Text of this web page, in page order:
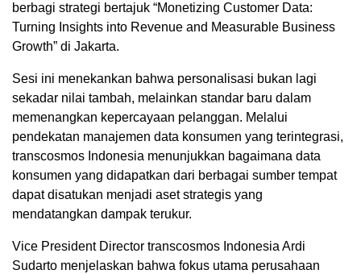
berbagi strategi bertajuk “Monetizing Customer Data:
Turning Insights into Revenue and Measurable Business
Growth” di Jakarta.
Sesi ini menekankan bahwa personalisasi bukan lagi
sekadar nilai tambah, melainkan standar baru dalam
memenangkan kepercayaan pelanggan. Melalui
pendekatan manajemen data konsumen yang terintegrasi,
transcosmos Indonesia menunjukkan bagaimana data
konsumen yang didapatkan dari berbagai sumber tempat
dapat disatukan menjadi aset strategis yang
mendatangkan dampak terukur.
Vice President Director transcosmos Indonesia Ardi
Sudarto menjelaskan bahwa fokus utama perusahaan